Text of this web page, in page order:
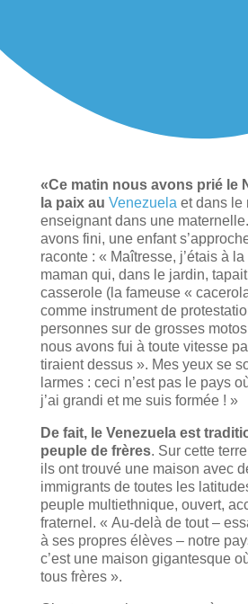
«Ce matin nous avons prié le
la paix au Venezuela et dans le
enseignant dans une
avons fini, une enfant
raconte : « Maîtresse, j’étais à
maman qui, dans le jardin,
casserole (la fameuse «
comme instrument de
personnes sur de grosses
nous avons fui à toute vitesse
tiraient dessus ». Mes yeux se
larmes : ceci n’est pas le pays
j’ai grandi et me suis formée ! »
De fait, le Venezuela est
peuple de frères. Sur cette
ils ont trouvé une maison avec
immigrants de toutes les
peuple multiethnique, ouvert,
fraternel. « Au-delà de tout –
à ses propres élèves – notre
c’est une maison gigantesque
tous frères ».